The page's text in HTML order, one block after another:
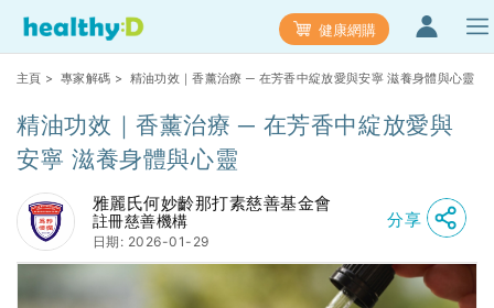
健康網購
主頁 > 專家解碼 > 精油功效｜香薰治療 ─ 在芳香中綻放愛與安寧 滋養身體與心靈
精油功效｜香薰治療 ─ 在芳香中綻放愛與
安寧 滋養身體與心靈
雅麗氏何妙齡那打素慈善基金會
註冊慈善機構
日期: 2026-01-29
分享